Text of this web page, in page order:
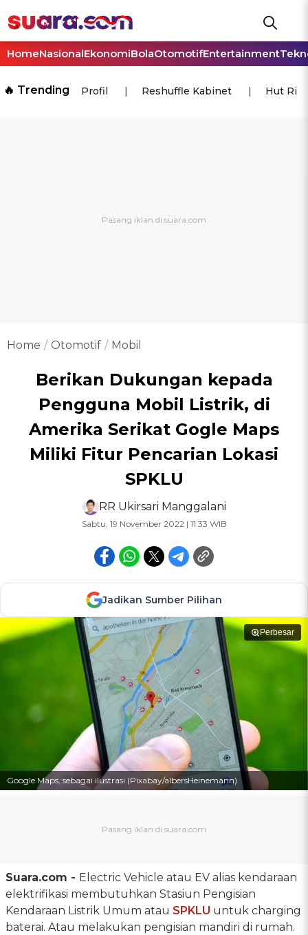
HomeNasionalEkonomiBolaOtomotifEntertainment
🔥 Trending Profil Reshuffle Kabinet Hut Ri
Home Otomotif Mobil
Berikan Dukungan kepada
Pengguna Mobil Listrik, di
Amerika Serikat Gogle Maps
Miliki Fitur Pencarian Lokasi
SPKLU
RR Ukirsari Manggalani
Sabtu, 19 November 2022 | 11:33 WIB
Jadikan Sumber Pilihan
Perbesar
Google Maps, sebagai ilustrasi (Pixabay/albersHeinemann)
Suara.com - Electric Vehicle atau EV alias kendaraan
elektrifikasi membutuhkan Stasiun Pengisian
Kendaraan Listrik Umum atau SPKLU untuk charging
baterai. Atau melakukan pengisian mandiri di rumah.